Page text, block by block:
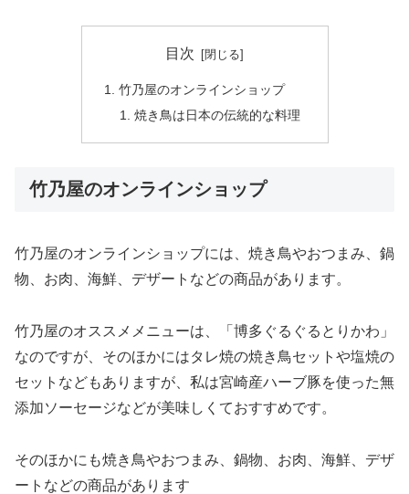
目次
竹乃屋のオンラインショップ
焼き鳥は日本の伝統的な料理
竹乃屋のオンラインショップ
竹乃屋のオンラインショップには、焼き鳥やおつまみ、鍋
物、お肉、海鮮、デザートなどの商品があります。
竹乃屋のオススメメニューは、「博多ぐるぐるとりかわ」
なのですが、そのほかにはタレ焼の焼き鳥セットや塩焼の
セットなどもありますが、私は宮崎産ハーブ豚を使った無
添加ソーセージなどが美味しくておすすめです。
そのほかにも焼き鳥やおつまみ、鍋物、お肉、海鮮、デザ
ートなどの商品があります